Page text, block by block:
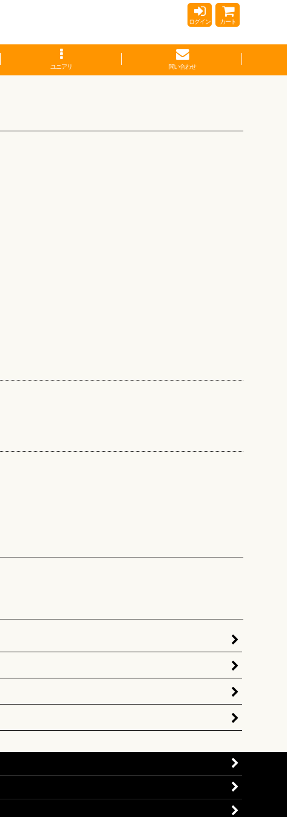
ログイン カート
ユニアリ 問い合わせ